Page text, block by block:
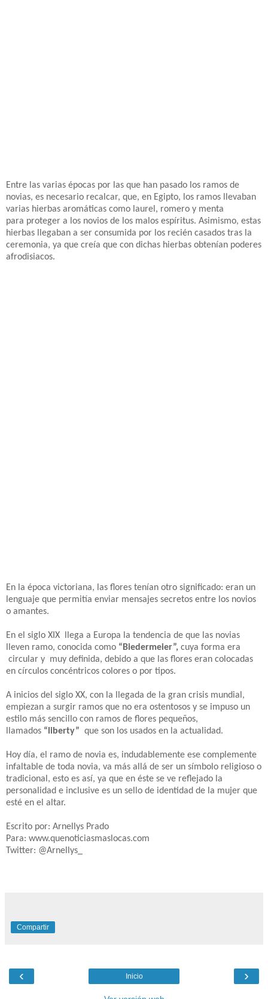
Entre las varias épocas por las que han pasado los ramos de
novias, es necesario recalcar, que, en Egipto, los ramos llevaban
varias hierbas aromáticas como laurel, romero y menta
para proteger a los novios de los malos espíritus. Asimismo, estas
hierbas llegaban a ser consumida por los recién casados tras la
ceremonia, ya que creía que con dichas hierbas obtenían poderes
afrodisiacos.
En la época victoriana, las flores tenían otro significado: eran un
lenguaje que permitía enviar mensajes secretos entre los novios
o amantes.
En el siglo XIX llega a Europa la tendencia de que las novias
lleven ramo, conocida como “Biedermeier”, cuya forma era
circular y muy definida, debido a que las flores eran colocadas
en círculos concéntricos colores o por tipos.
A inicios del siglo XX, con la llegada de la gran crisis mundial,
empiezan a surgir ramos que no era ostentosos y se impuso un
estilo más sencillo con ramos de flores pequeños,
llamados “liberty” que son los usados en la actualidad.
Hoy día, el ramo de novia es, indudablemente ese complemente
infaltable de toda novia, va más allá de ser un símbolo religioso o
tradicional, esto es así, ya que en éste se ve reflejado la
personalidad e inclusive es un sello de identidad de la mujer que
esté en el altar.
Escrito por: Arnellys Prado
Para: www.quenoticiasmaslocas.com
Twitter: @Arnellys_
Compartir
‹ ›
Inicio